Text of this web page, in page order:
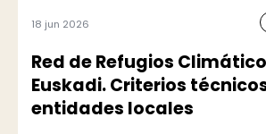
18 jun 2026
Red de Refugios
Euskadi. Criterios
entidades locales